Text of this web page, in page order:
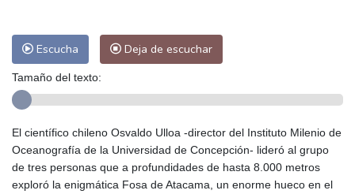
Escucha Deja de escuchar
Tamaño del texto:
El científico chileno Osvaldo Ulloa -director del Instituto Milenio de
Oceanografía de la Universidad de Concepción- lideró al grupo
de tres personas que a profundidades de hasta 8.000 metros
exploró la enigmática Fosa de Atacama, un enorme hueco en el